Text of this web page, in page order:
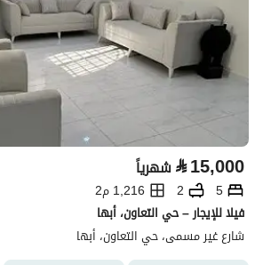
⃁15,000 شهرياً
5
2
1,216 م2
فيلا للإيجار – حي التعاون، أبها
شارع غير مسمى، حي التعاون، أبها